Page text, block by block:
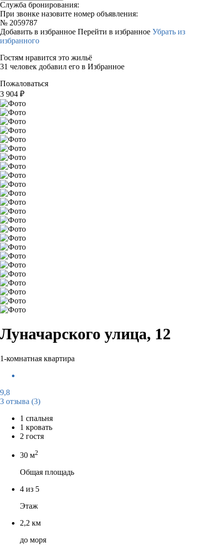
Служба бронирования:
При звонке назовите номер объявления:
№ 2059787
Добавить в избранное Перейти в избранное Убрать из
избранного
Гостям нравится это жильё
31 человек добавил его в Избранное
Пожаловаться
3 904 ₽
Луначарского улица, 12
1-комнатная квартира
9,8
3 отзыва (3)
1 спальня
1 кровать
2 гостя
30 м2
Общая площадь
4 из 5
Этаж
2,2 км
до моря